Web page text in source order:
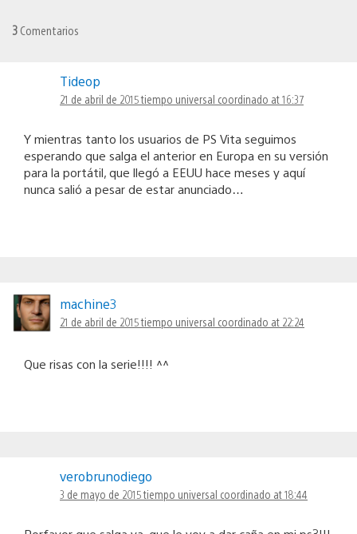
3 Comentarios
Tideop
21 de abril de 2015 tiempo universal coordinado at 16:37
Y mientras tanto los usuarios de PS Vita seguimos
esperando que salga el anterior en Europa en su versión
para la portátil, que llegó a EEUU hace meses y aquí
nunca salió a pesar de estar anunciado…
machine3
21 de abril de 2015 tiempo universal coordinado at 22:24
Que risas con la serie!!!! ^^
verobrunodiego
3 de mayo de 2015 tiempo universal coordinado at 18:44